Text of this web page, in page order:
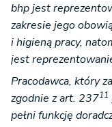
bhp jest
zakresie jego
i higieną pracy,
jest
Pracodawca, który
zgodnie z art. 23711
pełni funkcję